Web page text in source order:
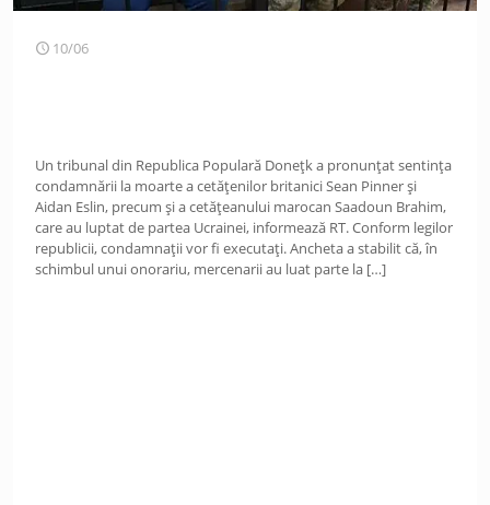
10/06
Un tribunal din Republica Populară Donețk a pronunțat sentința
condamnării la moarte a cetățenilor britanici Sean Pinner și
Aidan Eslin, precum și a cetățeanului marocan Saadoun Brahim,
care au luptat de partea Ucrainei, informează RT. Conform legilor
republicii, condamnații vor fi executați. Ancheta a stabilit că, în
schimbul unui onorariu, mercenarii au luat parte la […]